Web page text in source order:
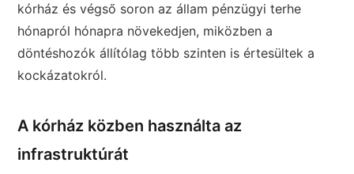
kórház és végső soron az állam pénzügyi terhe
hónapról hónapra növekedjen, miközben a
döntéshozók állítólag több szinten is értesültek a
kockázatokról.
A kórház közben használta az
infrastruktúrát